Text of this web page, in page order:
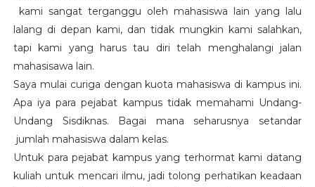
kami sangat terganggu oleh mahasiswa lain yang lalu
lalang di depan kami, dan tidak mungkin kami salahkan,
tapi kami yang harus tau diri telah menghalangi jalan
mahasisawa lain.
Saya mulai curiga dengan kuota mahasiswa di kampus ini.
Apa iya para pejabat kampus tidak memahami Undang-
Undang Sisdiknas. Bagai mana seharusnya setandar
jumlah mahasiswa dalam kelas.
Untuk para pejabat kampus yang terhormat kami datang
kuliah untuk mencari ilmu, jadi tolong perhatikan keadaan